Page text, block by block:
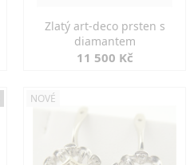
Zlatý art-deco prsten s
diamantem
11 500 Kč
NOVÉ